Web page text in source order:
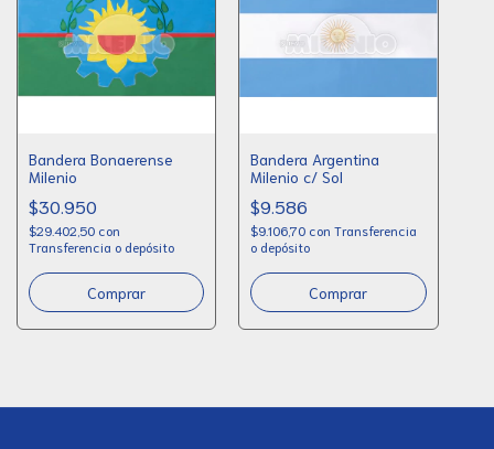
Bandera Bonaerense
Milenio
$30.950
$29.402,50 con
Transferencia o depósito
Comprar
Bandera Argentina
Milenio c/ Sol
$9.586
$9.106,70 con Transferencia
o depósito
Comprar